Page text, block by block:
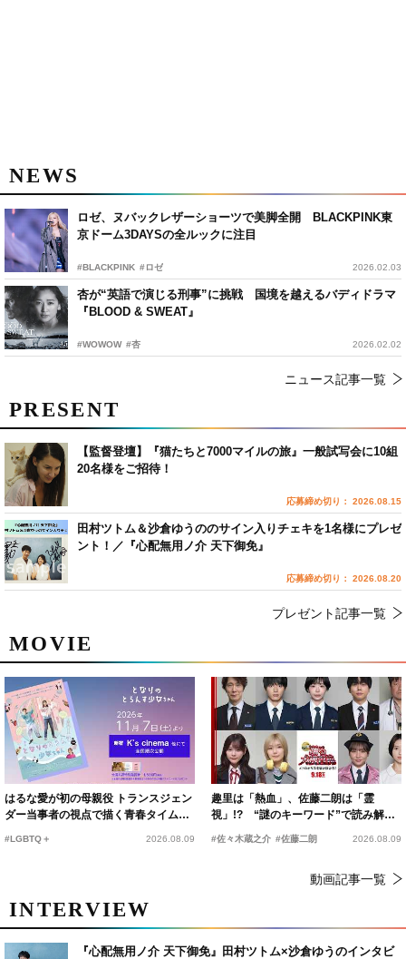
NEWS
ロゼ、ヌバックレザーショーツで美脚全開 BLACKPINK東
京ドーム3DAYSの全ルックに注目
#BLACKPINK #ロゼ 2026.02.03
杏が“英語で演じる刑事”に挑戦 国境を越えるバディドラマ
『BLOOD & SWEAT』
#WOWOW #杏 2026.02.02
ニュース記事一覧
MOVIE
はるな愛が初の母親役 トランスジェン
ダー当事者の視点で描く青春タイムス
#LGBTQ＋ 2026.08.09
趣里は「熱血」、佐藤二朗は「霊
視」!? “謎のキーワード”で読み解く
『踊る大捜査線 N.E.W.』新メンバー
#佐々木蔵之介 #佐藤二朗 2026.08.09
動画記事一覧
INTERVIEW
『心配無用ノ介 天下御免』田村ツトム×沙倉ゆうのインタビ
PRESENT
【監督登壇】『猫たちと7000マイルの旅』一般試写会に10組
20名様をご招待！
応募締め切り： 2026.08.15
田村ツトム＆沙倉ゆうののサイン入りチェキを1名様にプレゼ
ント！／『心配無用ノ介 天下御免』
応募締め切り： 2026.08.20
プレゼント記事一覧